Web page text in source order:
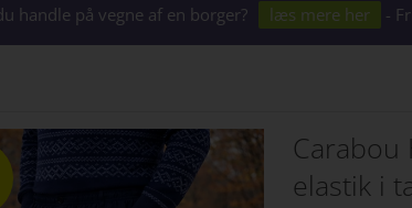
handle på vegne af en borger? læs mere her -
Carabou
elastik i